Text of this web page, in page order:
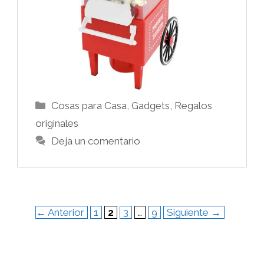
Categorías
Cosas para Casa, Gadgets, Regalos
originales
Deja un comentario
← Anterior Página
1 Página
2 Página
3 … Página
9 Siguiente →